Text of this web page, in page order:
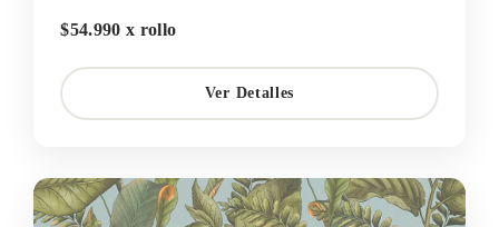
$54.990 x rollo
Ver Detalles